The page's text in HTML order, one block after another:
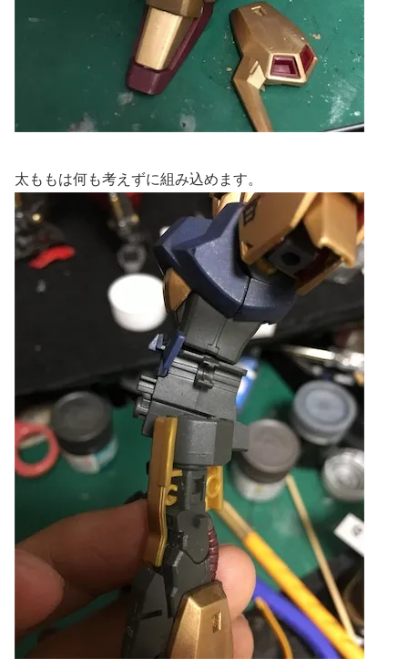
太ももは何も考えずに組み込めます。